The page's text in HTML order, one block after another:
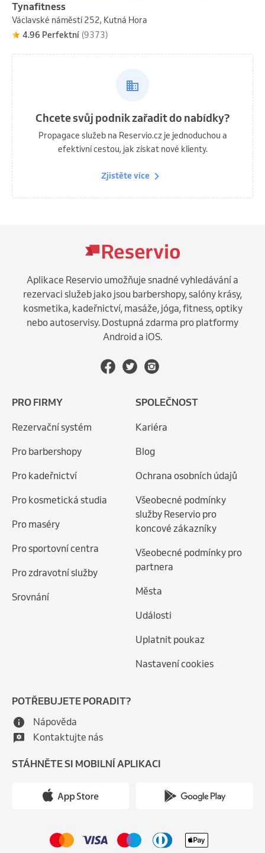
Tynafitness
Václavské náměstí 252, Kutná Hora
4.96 Perfektní (9373)
Chcete svůj podnik zařadit do nabídky?
Propagace služeb na Reservio.cz je jednoduchou a
efektivní cestou, jak získat nové klienty.
Zjistěte více
Aplikace Reservio umožňuje snadné vyhledávání a
rezervaci služeb jako jsou barbershopy, salóny krásy,
kosmetika, kadeřnictví, masáže, jóga, fitness, optiky
nebo autoservisy. Dostupná zdarma pro platformy
Android a iOS.
PRO FIRMY
Rezervační systém
Pro barbershopy
Pro kadeřnictví
Pro kosmetická studia
Pro maséry
Pro sportovní centra
Pro zdravotní služby
Srovnání
SPOLEČNOST
Kariéra
Blog
Ochrana osobních údajů
Všeobecné podmínky
služby Reservio pro
koncové zákazníky
Všeobecné podmínky pro
partnera
Města
Události
Uplatnit poukaz
Nastavení cookies
POTŘEBUJETE PORADIT?
Nápověda
Kontaktujte nás
STÁHNĚTE SI MOBILNÍ APLIKACI